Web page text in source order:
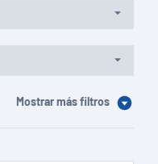
Mostrar más filtros